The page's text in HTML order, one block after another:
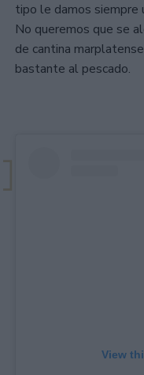
tipo le damos siempre
No queremos que se
de cantina
bastante al pescado.
View